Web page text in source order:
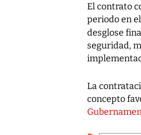
El contrato
periodo en
desglose
seguridad,
La
concepto